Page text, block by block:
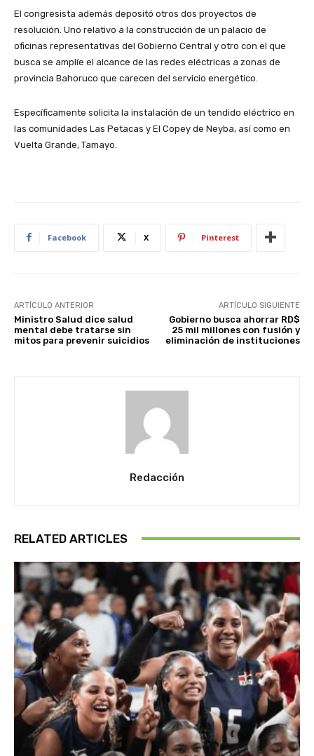
El congresista además depositó otros dos proyectos de
resolución. Uno relativo a la construcción de un palacio de
oficinas representativas del Gobierno Central y otro con el que
busca se amplíe el alcance de las redes eléctricas a zonas de
provincia Bahoruco que carecen del servicio energético.
Específicamente solicita la instalación de un tendido eléctrico en
las comunidades Las Petacas y El Copey de Neyba, así como en
Vuelta Grande, Tamayo.
Facebook X Pinterest
ARTÍCULO ANTERIOR
Ministro Salud dice salud
mental debe tratarse sin
mitos para prevenir suicidios
ARTÍCULO SIGUIENTE
Gobierno busca ahorrar RD$
25 mil millones con fusión y
eliminación de instituciones
Redacción
RELATED ARTICLES